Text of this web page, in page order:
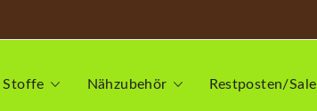
Stoffe Nähzubehör Restposten/Sale